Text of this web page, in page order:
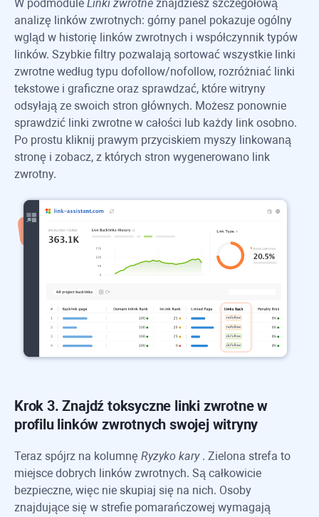
W podmodule Linki zwrotne znajdziesz szczegółową
analizę linków zwrotnych: górny panel pokazuje ogólny
wgląd w historię linków zwrotnych i współczynnik typów
linków. Szybkie filtry pozwalają sortować wszystkie linki
zwrotne według typu dofollow/nofollow, rozróżniać linki
tekstowe i graficzne oraz sprawdzać, które witryny
odsyłają ze swoich stron głównych. Możesz ponownie
sprawdzić linki zwrotne w całości lub każdy link osobno.
Po prostu kliknij prawym przyciskiem myszy linkowaną
stronę i zobacz, z których stron wygenerowano link
zwrotny.
Krok 3. Znajdź toksyczne linki zwrotne w
profilu linków zwrotnych swojej witryny
Teraz spójrz na kolumnę Ryzyko kary. Zielona strefa to
miejsce dobrych linków zwrotnych. Są całkowicie
bezpieczne, więc nie skupiaj się na nich. Osoby
znajdujące się w strefie pomarańczowej wymagają